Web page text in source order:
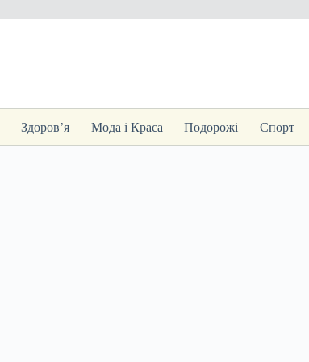
Здоров’я Мода і Краса Подорожі Спорт